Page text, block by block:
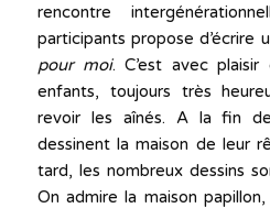
rencontre
participants propose d’écrire
pour moi. C’est avec
enfants, toujours très
revoir les aînés. A la fin
dessinent la maison de leur
tard, les nombreux dessins
On admire la maison